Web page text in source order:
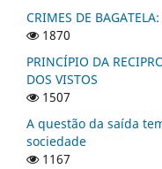
CRIMES DE BAGATELA:
1870
PRINCÍPIO DA
DOS VISTOS
1507
A questão da saída
sociedade
1167